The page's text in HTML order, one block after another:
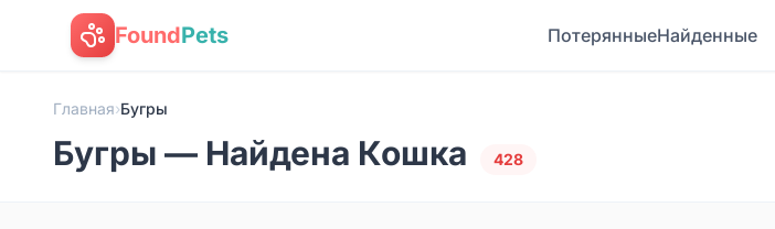
FoundPets ПотерянныеНайденные
Главная›Бугры
Бугры — Найдена Кошка 428